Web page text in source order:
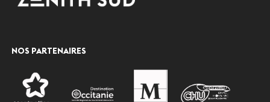
NOS PARTENAIRES